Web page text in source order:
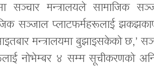
सञ्चार मन्त्रालयले सामाजिक
सञ्जाल प्लाटफर्महरूलाई
मन्त्रालयमा बुझाइसकेको छ,’
नोभेम्बर ४ सम्म सूचीकरणको